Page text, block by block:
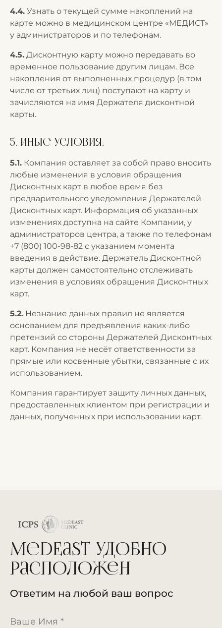
4.4. Узнать о текущей сумме накоплений на
карте можно в медицинском центре «МЕДИСТ»
у администраторов и по телефонам.
4.5. Дисконтную карту можно передавать во
временное пользование другим лицам. Все
накопления от выполненных процедур (в том
числе от третьих лиц) поступают на карту и
зачисляются на имя Держателя дисконтной
карты.
5. Иные условия.
5.1. Компания оставляет за собой право вносить
любые изменения в условия обращения
Дисконтных карт в любое время без
предварительного уведомления Держателей
Дисконтных карт. Информация об указанных
изменениях доступна на сайте Компании, у
администраторов центра, а также по телефонам
+7 (800) 100-98-82 с указанием момента
введения в действие. Держатель Дисконтной
карты должен самостоятельно отслеживать
изменения в условиях обращения Дисконтных
карт.
5.2. Незнание данных правил не является
основанием для предъявления каких-либо
претензий со стороны Держателей Дисконтных
карт. Компания не несёт ответственности за
прямые или косвенные убытки, связанные с их
использованием.
Компания гарантирует защиту личных данных,
предоставленных клиентом при регистрации и
данных, полученных при использовании карт.
MedEast удобно
расположен
Ответим на любой ваш вопрос